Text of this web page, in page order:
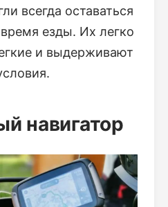
всегда оставаться
езды. Их легко
и выдерживают
навигатор